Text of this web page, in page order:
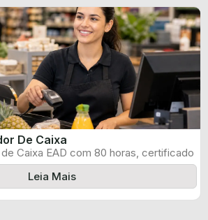
De Caixa
Caixa EAD com 80 horas, certificado
...
Leia Mais